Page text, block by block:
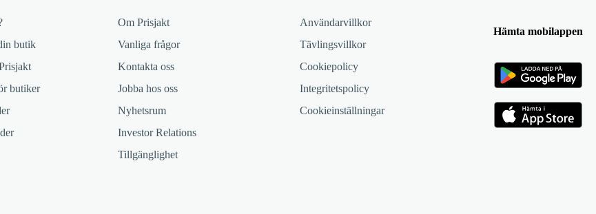
butik
butiker
Om Prisjakt
Vanliga frågor
Kontakta oss
Jobba hos oss
Nyhetsrum
Investor Relations
Tillgänglighet
Användarvillkor
Tävlingsvillkor
Cookiepolicy
Integritetspolicy
Cookieinställningar
Hämta mobilappen